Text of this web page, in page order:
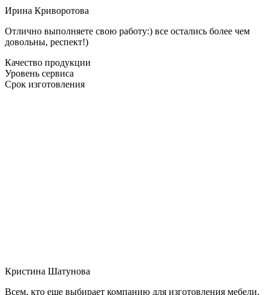
Ирина Криворотова
Отлично выполняете свою работу:) все остались более чем
довольны, респект!)
Качество продукции
Уровень сервиса
Срок изготовления
Кристина Шатунова
Всем, кто еще выбирает компанию для изготовления мебели,